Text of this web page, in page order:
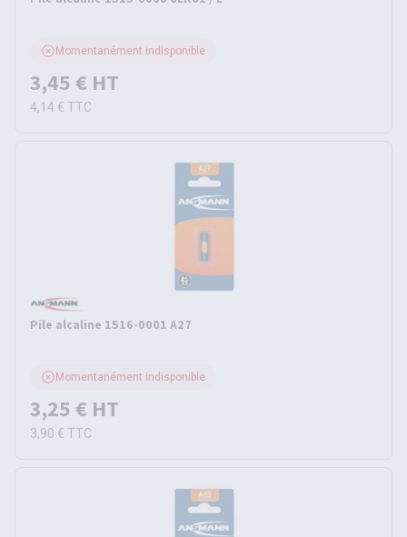
Momentanément indisponible
3,45 € HT
4,14 € TTC
Pile alcaline 1516-0001 A27
Momentanément indisponible
3,25 € HT
3,90 € TTC